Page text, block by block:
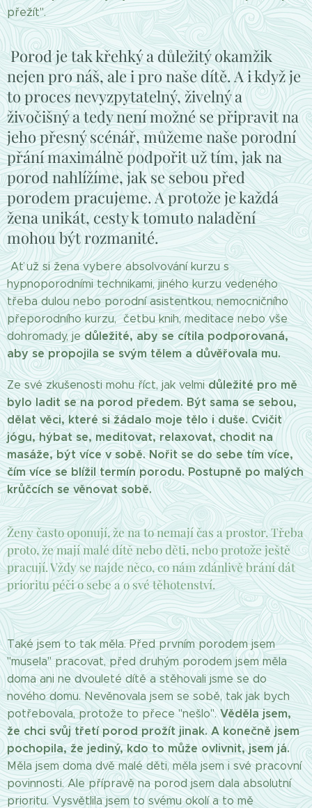
přežít".
Porod je tak křehký a důležitý okamžik
nejen pro náš, ale i pro naše dítě. A i když je
to proces nevyzpytatelný, živelný a
živočišný a tedy není možné se připravit na
jeho přesný scénář, můžeme naše porodní
přání maximálně podpořit už tím, jak na
porod nahlížíme, jak se sebou před
porodem pracujeme. A protože je každá
žena unikát, cesty k tomuto naladění
mohou být rozmanité.
Ať už si žena vybere absolvování kurzu s
hypnoporodními technikami, jiného kurzu vedeného
třeba dulou nebo porodní asistentkou, nemocničního
přeporodního kurzu, četbu knih, meditace nebo vše
dohromady, jedůležité, aby se cítila podporovaná,
aby se propojila se svým tělem a důvěřovala mu.
Ze své zkušenosti mohu říct, jak velmidůležité pro mě
bylo ladit se na porod předem. Být sama se sebou,
dělat věci, které si žádalo moje tělo i duše. Cvičit
jógu, hýbat se, meditovat, relaxovat, chodit na
masáže, být více v sobě. Nořit se do sebe tím více,
čím více se blížil termín porodu. Postupně po malých
krůčcích se věnovat sobě.
Ženy často oponují, že na to nemají čas a prostor. Třeba
proto, že mají malé dítě nebo děti, nebo protože ještě
pracují. Vždy se najde něco, co nám zdánlivě brání dát
prioritu péči o sebe a o své těhotenství.
Také jsem to tak měla. Před prvním porodem jsem
"musela" pracovat, před druhým porodem jsem měla
doma ani ne dvouleté dítě a stěhovali jsme se do
nového domu. Nevěnovala jsem se sobě, tak jak bych
potřebovala, protože to přece "nešlo".Věděla jsem,
že chci svůj třetí porod prožít jinak. A konečně jsem
pochopila, že jediný, kdo to může ovlivnit, jsem já.
Měla jsem doma dvě malé děti, měla jsem i své pracovní
povinnosti. Ale přípravě na porod jsem dala absolutní
prioritu. Vysvětlila jsem to svému okolí a to mě